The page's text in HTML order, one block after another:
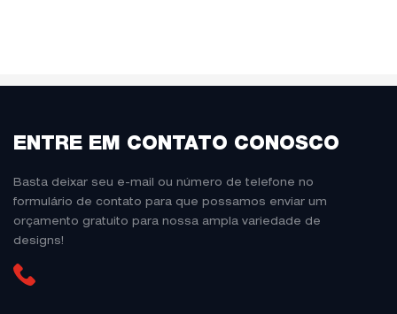
ENTRE EM CONTATO CONOSCO
Basta deixar seu e-mail ou número de telefone no
formulário de contato para que possamos enviar um
orçamento gratuito para nossa ampla variedade de
designs!